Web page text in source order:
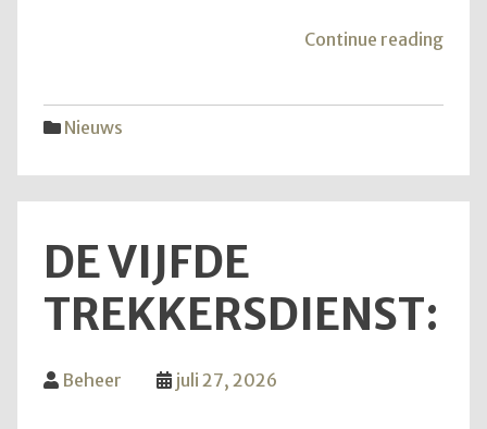
Continue reading"Van
Nieuws
DE VIJFDE
TREKKERSDIENST:
Beheer juli 27, 2026